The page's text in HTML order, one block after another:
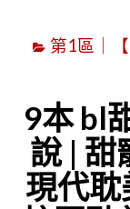
第1區｜
9本 bl
說 | 甜
現代耽